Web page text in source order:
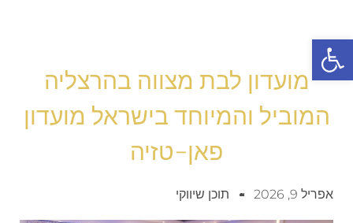
מועדון לבת מצווה בהרצליה
המוביל והמיוחד בישראל מועדון
פאן-טזיה
אפריל 9, 2026 תוכן שיווקי
פתח סרגל נגישות